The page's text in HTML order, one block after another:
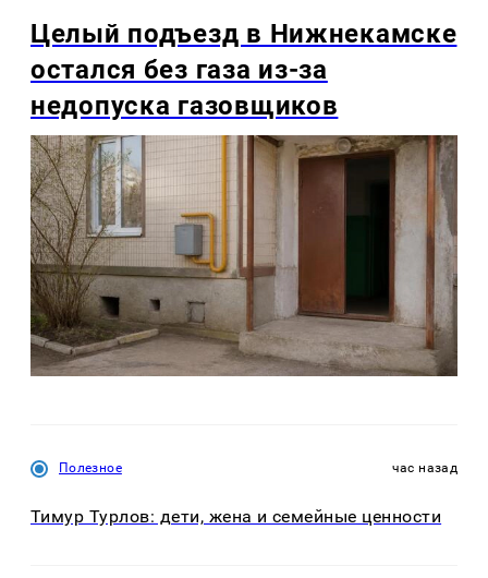
Целый подъезд в Нижнекамске
остался без газа из-за
недопуска газовщиков
Полезное час назад
Тимур Турлов: дети, жена и семейные ценности